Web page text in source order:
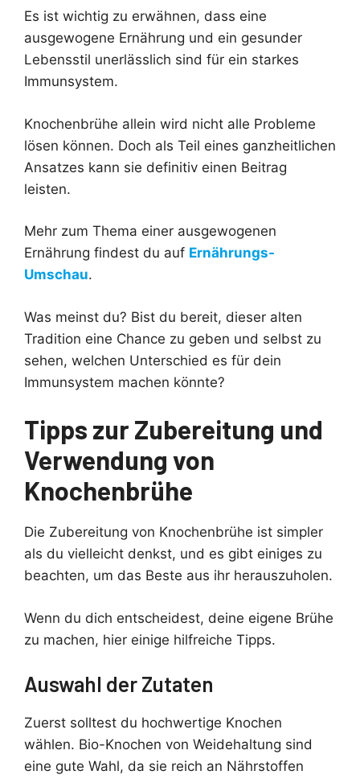
Es ist wichtig zu erwähnen, dass eine
ausgewogene Ernährung und ein gesunder
Lebensstil unerlässlich sind für ein starkes
Immunsystem.
Knochenbrühe allein wird nicht alle Probleme
lösen können. Doch als Teil eines ganzheitlichen
Ansatzes kann sie definitiv einen Beitrag
leisten.
Mehr zum Thema einer ausgewogenen
Ernährung findest du auf Ernährungs-
Umschau.
Was meinst du? Bist du bereit, dieser alten
Tradition eine Chance zu geben und selbst zu
sehen, welchen Unterschied es für dein
Immunsystem machen könnte?
Tipps zur Zubereitung und
Verwendung von
Knochenbrühe
Die Zubereitung von Knochenbrühe ist simpler
als du vielleicht denkst, und es gibt einiges zu
beachten, um das Beste aus ihr herauszuholen.
Wenn du dich entscheidest, deine eigene Brühe
zu machen, hier einige hilfreiche Tipps.
Auswahl der Zutaten
Zuerst solltest du hochwertige Knochen
wählen. Bio-Knochen von Weidehaltung sind
eine gute Wahl, da sie reich an Nährstoffen